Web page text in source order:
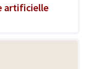
artificielle